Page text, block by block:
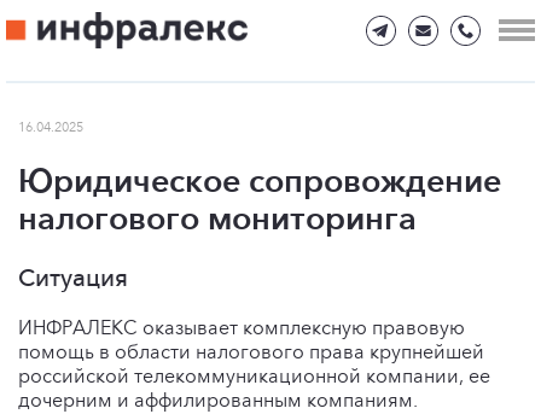
16.04.2025
Юридическое сопровождение
налогового мониторинга
Ситуация
ИНФРАЛЕКС оказывает комплексную правовую
помощь в области налогового права крупнейшей
российской телекоммуникационной компании, ее
дочерним и аффилированным компаниям.